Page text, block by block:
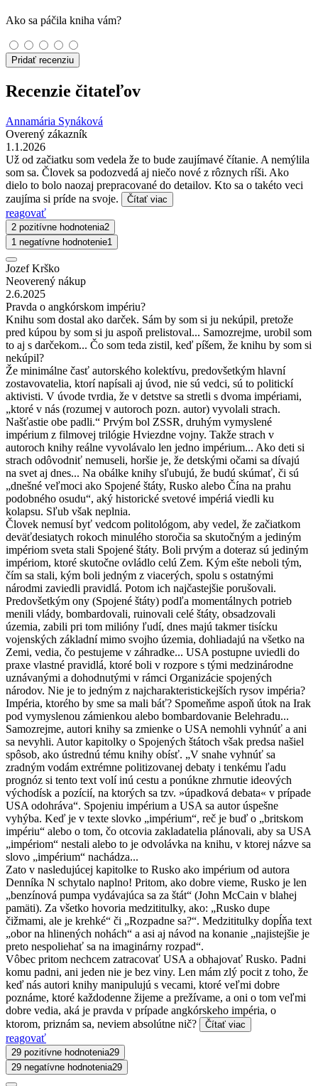
Ako sa páčila kniha vám?
Pridať recenziu
Recenzie čitateľov
Annamária Synáková
Overený zákazník
1.1.2026
Už od začiatku som vedela že to bude zaujímavé čítanie. A nemýlila
som sa. Človek sa podozvedá aj niečo nové z rôznych ríši. Ako
dielo to bolo naozaj prepracované do detailov. Kto sa o takéto veci
zaujíma si príde na svoje.
Čítať viac
reagovať
2 pozitívne hodnotenia2
1 negatívne hodnotenie1
Jozef Krško
Neoverený nákup
2.6.2025
Pravda o angkórskom impériu?
Knihu som dostal ako darček. Sám by som si ju nekúpil, pretože
pred kúpou by som si ju aspoň prelistoval... Samozrejme, urobil som
to aj s darčekom... Čo som teda zistil, keď píšem, že knihu by som si
nekúpil?
Že minimálne časť autorského kolektívu, predovšetkým hlavní
zostavovatelia, ktorí napísali aj úvod, nie sú vedci, sú to politickí
aktivisti. V úvode tvrdia, že v detstve sa stretli s dvoma impériami,
„ktoré v nás (rozumej v autoroch pozn. autor) vyvolali strach.
Našťastie obe padli.“ Prvým bol ZSSR, druhým vymyslené
impérium z filmovej trilógie Hviezdne vojny. Takže strach v
autoroch knihy reálne vyvolávalo len jedno impérium... Ako deti si
strach odôvodniť nemuseli, horšie je, že detskými očami sa dívajú
na svet aj dnes... Na obálke knihy sľubujú, že budú skúmať, či sú
„dnešné veľmoci ako Spojené štáty, Rusko alebo Čína na prahu
podobného osudu“, aký historické svetové impériá viedli ku
kolapsu. Sľub však neplnia.
Človek nemusí byť vedcom politológom, aby vedel, že začiatkom
deväťdesiatych rokoch minulého storočia sa skutočným a jediným
impériom sveta stali Spojené štáty. Boli prvým a doteraz sú jediným
impériom, ktoré skutočne ovládlo celú Zem. Kým ešte neboli tým,
čím sa stali, kým boli jedným z viacerých, spolu s ostatnými
národmi zaviedli pravidlá. Potom ich najčastejšie porušovali.
Predovšetkým ony (Spojené štáty) podľa momentálnych potrieb
menili vlády, bombardovali, ruinovali celé štáty, obsadzovali
územia, zabili pri tom milióny ľudí, dnes majú takmer tisícku
vojenských základní mimo svojho územia, dohliadajú na všetko na
Zemi, vedia, čo pestujeme v záhradke... USA postupne uviedli do
praxe vlastné pravidlá, ktoré boli v rozpore s tými medzinárodne
uznávanými a dohodnutými v rámci Organizácie spojených
národov. Nie je to jedným z najcharakteristickejších rysov impéria?
Impéria, ktorého by sme sa mali báť? Spomeňme aspoň útok na Irak
pod vymyslenou zámienkou alebo bombardovanie Belehradu...
Samozrejme, autori knihy sa zmienke o USA nemohli vyhnúť a ani
sa nevyhli. Autor kapitolky o Spojených štátoch však predsa našiel
spôsob, ako ústrednú tému knihy obísť. „V snahe vyhnúť sa
zradným vodám extrémne politizovanej debaty i tenkému ľadu
prognóz si tento text volí inú cestu a ponúkne zhrnutie ideových
východísk a pozícií, na ktorých sa tzv. »úpadková debata« v prípade
USA odohráva“. Spojeniu impérium a USA sa autor úspešne
vyhýba. Keď je v texte slovko „impérium“, reč je buď o „britskom
impériu“ alebo o tom, čo otcovia zakladatelia plánovali, aby sa USA
„impériom“ nestali alebo to je odvolávka na knihu, v ktorej názve sa
slovo „impérium“ nachádza...
Zato v nasledujúcej kapitolke to Rusko ako impérium od autora
Denníka N schytalo naplno! Pritom, ako dobre vieme, Rusko je len
„benzínová pumpa vydávajúca sa za štát“ (John McCain v blahej
pamäti). Za všetko hovoria medzititulky, ako: „Rusko dupe
čižmami, ale je krehké“ či „Rozpadne sa?“. Medzititulky dopĺňa text
„obor na hlinených nohách“ a asi aj návod na konanie „najistejšie je
preto nespoliehať sa na imaginárny rozpad“.
Vôbec pritom nechcem zatracovať USA a obhajovať Rusko. Padni
komu padni, ani jeden nie je bez viny. Len mám zlý pocit z toho, že
keď nás autori knihy manipulujú s vecami, ktoré veľmi dobre
poznáme, ktoré každodenne žijeme a prežívame, a oni o tom veľmi
dobre vedia, aká je pravda v prípade angkórskeho impéria, o
ktorom, priznám sa, neviem absolútne nič?
Čítať viac
reagovať
29 pozitívne hodnotenia29
29 negatívne hodnotenia29